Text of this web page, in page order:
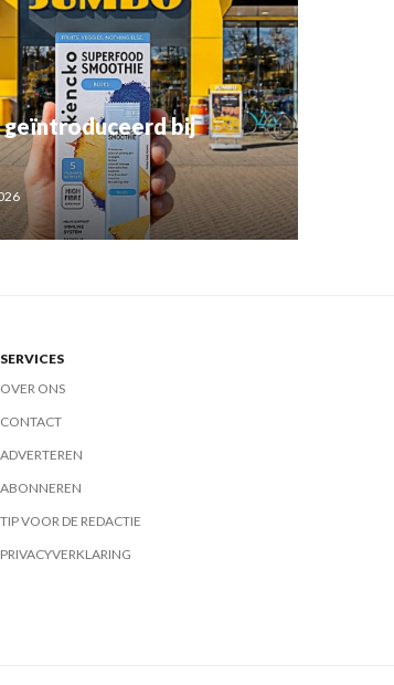
geïntroduceerd bij
SERVICES
OVER ONS
CONTACT
ADVERTEREN
ABONNEREN
TIP VOOR DE REDACTIE
PRIVACYVERKLARING